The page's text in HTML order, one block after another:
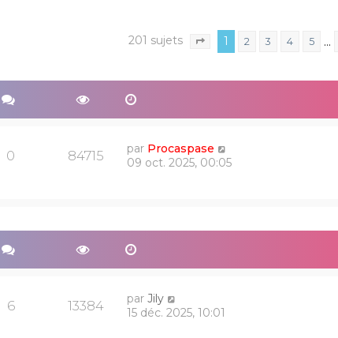
201 sujets Page sur 9
1 2 3 4 5 …
0 84715 par Procaspase
09 oct. 2025, 00:05
6 13384 parJily
15 déc. 2025, 10:01